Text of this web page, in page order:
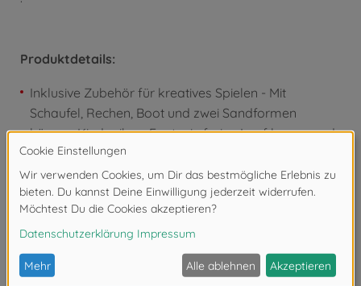
Produktdetails:
Inklusive Zubehör für kreatives Spielen - Mit
Schaufel, Rechen, Boot und zwei Sandformen
können Kinder ihrer Fantasie freien Lauf lassen und
spannende Bauprojekte umsetzen.
Praktische Schutzdeckel und UV-Beständigkeit - Die
Abdeckung schützt den Sand vor Verschmutzungen,
während die UV-Behandlung die Haltbarkeit bei
jeder Witterung erhöht.
Einfache Anpassung für Sonnenschutz - Ein
Sonnenschirm (nicht enthalten) kann einfach